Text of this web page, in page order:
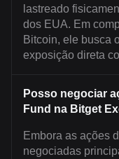
lastreado
dos EUA. Em
Bitcoin, ele busca
exposição direta
Posso negociar
Fund na Bitget
Embora as ações
negociadas